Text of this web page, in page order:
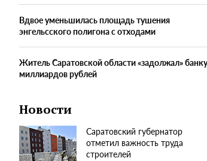
Вдвое уменьшилась площадь тушения
энгельсского полигона с отходами
Житель Саратовской области «задолжал»
миллиардов рублей
Новости
Саратовский губернатор
отметил важность труда
строителей